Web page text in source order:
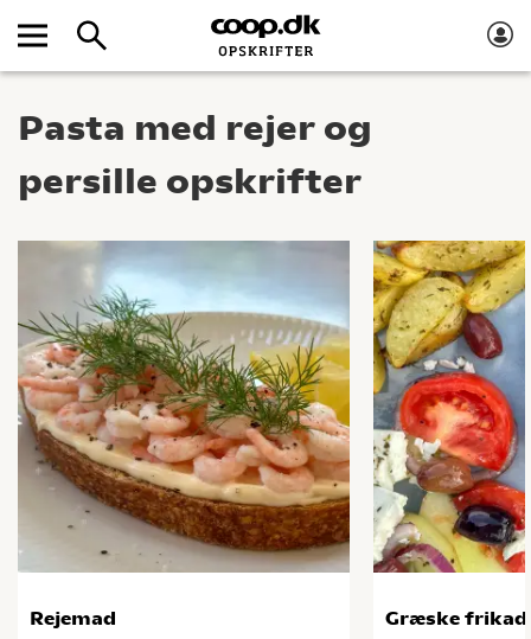
Pasta med rejer og
persille opskrifter
Rejemad Græske